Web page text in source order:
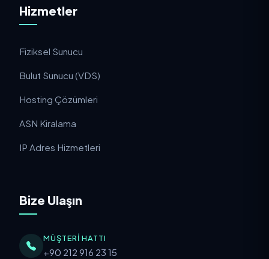
Hizmetler
Fiziksel Sunucu
Bulut Sunucu (VDS)
Hosting Çözümleri
ASN Kiralama
IP Adres Hizmetleri
Bize Ulaşın
MÜŞTERI HATTI
+90 212 916 23 15